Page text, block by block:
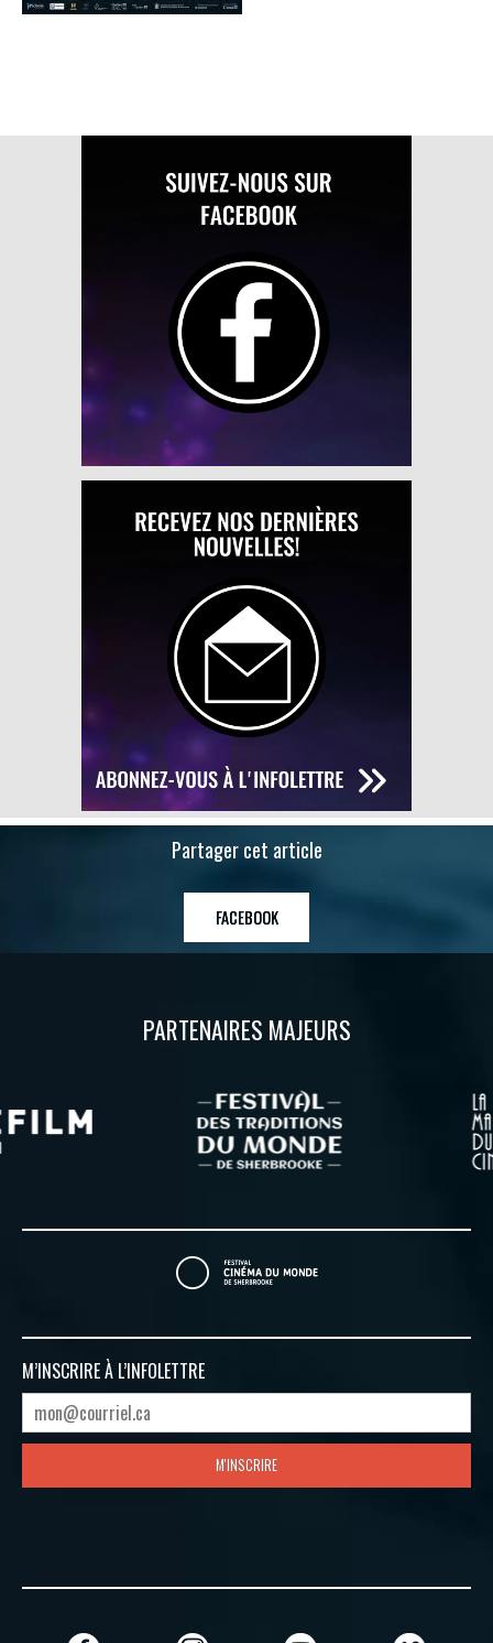
Partager cet article
FACEBOOK
PARTENAIRES MAJEURS
M’INSCRIRE À L’INFOLETTRE
M'INSCRIRE